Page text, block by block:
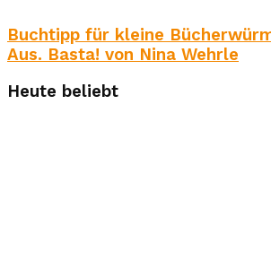
Buchtipp für kleine
Aus. Basta! von Nina Wehrle
Heute beliebt